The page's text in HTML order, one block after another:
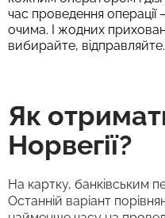
час проведення операції
очима. І жодних
вибирайте, відправляйте.
Як
Норвегії?
На картку, банківським
Останній варіант